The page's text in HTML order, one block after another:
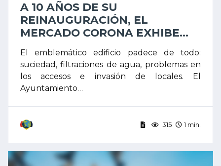
A 10 AÑOS DE SU
REINAUGURACIÓN, EL
MERCADO CORONA EXHIBE...
El emblemático edificio padece de todo:
suciedad, filtraciones de agua, problemas en
los accesos e invasión de locales. El
Ayuntamiento…
315 1 min.